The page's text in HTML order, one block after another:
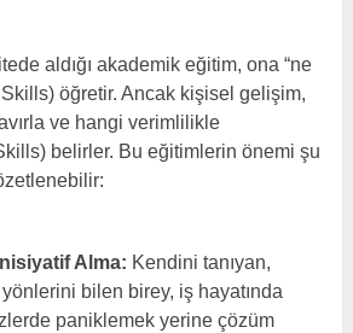
aldığı akademik eğitim, ona “ne
Skills) öğretir. Ancak kişisel gelişim,
ve hangi verimlilikle
belirler. Bu eğitimlerin önemi şu
Alma: Kendini tanıyan,
bilen birey, iş hayatında
paniklemek yerine çözüm